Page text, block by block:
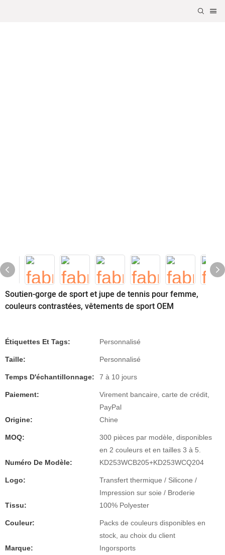
Soutien-gorge de sport et jupe de tennis pour femme,
couleurs contrastées, vêtements de sport OEM
Étiquettes Et Tags: Personnalisé
Taille: Personnalisé
Temps D'échantillonnage: 7 à 10 jours
Paiement:
Virement bancaire, carte de crédit,
PayPal
Origine:
Chine
MOQ:
300 pièces par modèle, disponibles
en 2 couleurs et en tailles 3 à 5.
Numéro De Modèle:
KD253WCB205+KD253WCQ204
Logo:
Transfert thermique / Silicone /
Impression sur soie / Broderie
Tissu:
100% Polyester
Couleur:
Packs de couleurs disponibles en
stock, au choix du client
Marque:
Ingorsports